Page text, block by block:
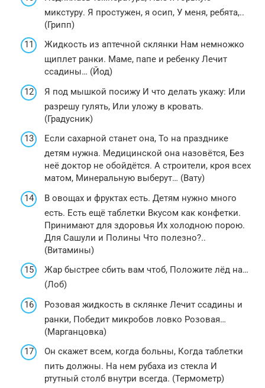
микстуру. Я простужен, я осип, У меня, ребята,..
(Грипп)
Жидкость из аптечной склянки Нам немножко
щиплет ранки. Маме, папе и ребенку Лечит
ссадины… (Йод)
Я под мышкой посижу И что делать укажу: Или
разрешу гулять, Или уложу в кровать.
(Градусник)
Если сахарной станет она, То на празднике
детям нужна. Медицинской она назовётся, Без
неё доктор не обойдётся. А строители, кроя всех
матом, Минеральную выберут… (Вату)
В овощах и фруктах есть. Детям нужно много
есть. Есть ещё таблетки Вкусом как конфетки.
Принимают для здоровья Их холодною порою.
Для Сашули и Полины Что полезно?..
(Витамины)
Жар быстрее сбить вам чтоб, Положите лёд на…
(Лоб)
Розовая жидкость в склянке Лечит ссадины и
ранки, Победит микробов ловко Розовая…
(Марганцовка)
Он скажет всем, когда больны, Когда таблетки
пить должны. На нем рубаха из стекла И
ртутный столб внутри всегда. (Термометр)